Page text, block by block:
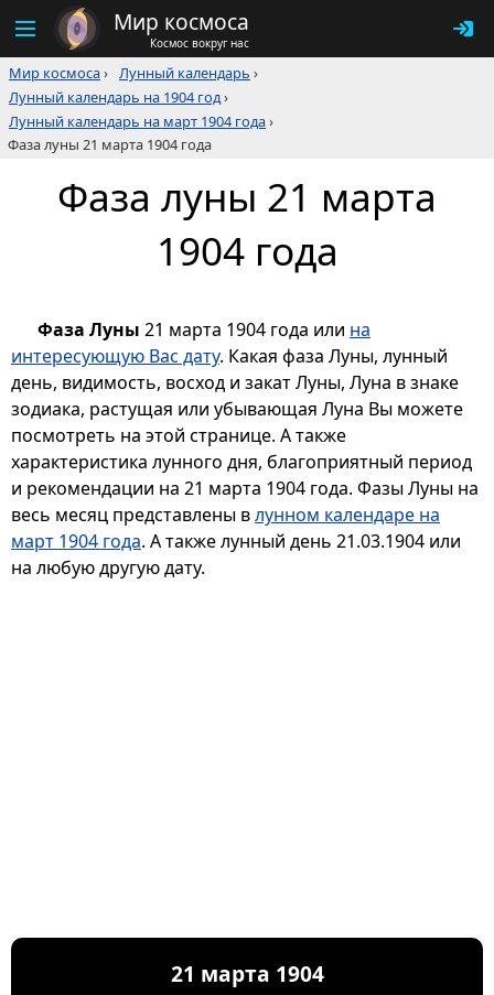
Мир космоса
Космос вокруг нас
Мир космоса› Лунный календарь ›
Лунный календарь на 1904 год›
Лунный календарь на март 1904 года›
Фаза луны 21 марта 1904 года
Фаза луны 21 марта
1904 года
Фаза Луны 21 марта 1904 года или на
интересующую Вас дату. Какая фаза Луны, лунный
день, видимость, восход и закат Луны, Луна в знаке
зодиака, растущая или убывающая Луна Вы можете
посмотреть на этой странице. А также
характеристика лунного дня, благоприятный период
и рекомендации на 21 марта 1904 года. Фазы Луны на
весь месяц представлены влунном календаре на
март 1904 года. А также лунный день 21.03.1904 или
на любую другую дату.
21 марта 1904